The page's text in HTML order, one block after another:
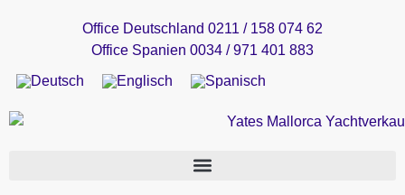
Office Deutschland 0211 / 158 074 62
Office Spanien 0034 / 971 401 883